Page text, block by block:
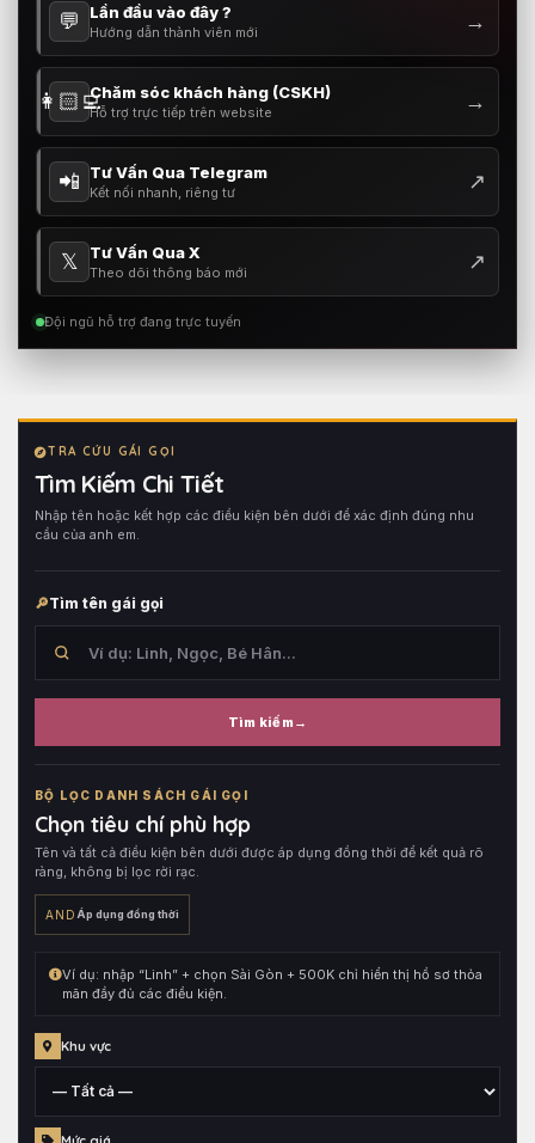
💬 Lần đầu vào đây ?
Hướng dẫn thành viên mới →
👩🏻‍💻Chăm sóc khách hàng (CSKH)
Hỗ trợ trực tiếp trên website →
📲 Tư Vấn Qua Telegram
Kết nối nhanh, riêng tư ↗
𝕏 Tư Vấn Qua X
Theo dõi thông báo mới ↗
Đội ngũ hỗ trợ đang trực tuyến
TRA CỨU GÁI GỌI
Tìm Kiếm Chi Tiết
Nhập tên hoặc kết hợp các điều kiện bên dưới để xác định đúng nhu
cầu của anh em.
Tìm tên gái gọi
Tìm kiếm
trong
tên
hồ
sơ,
đó
kết
hợp
cùng
bộ
điều
kiện
đang
BỘ LỌC DANH SÁCH GÁI GỌI
Chọn tiêu chí phù hợp
Tên và tất cả điều kiện bên dưới được áp dụng đồng thời để kết quả rõ
ràng, không bị lọc rời rạc.
AND Áp dụng đồng thời
Ví dụ: nhập “Linh” + chọn Sài Gòn + 500K chỉ hiển thị hồ sơ thỏa
mãn đầy đủ các điều kiện.
Khu vực
Tỉnh,